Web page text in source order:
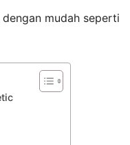
dengan mudah seperti